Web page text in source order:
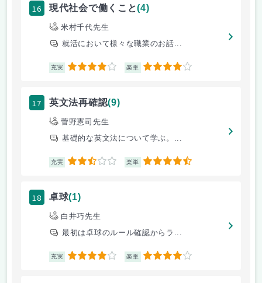
16 現代社会で働くこと(4)
米村千代先生
就活において様々な職業のお話...
充実 4 楽単 4
17 英文法再確認(9)
菅野憲司先生
基礎的な英文法について学ぶ。...
充実 2.5 楽単 4.5
18 卓球(1)
白井巧先生
最初は卓球のルール確認からラ...
充実 4 楽単 4